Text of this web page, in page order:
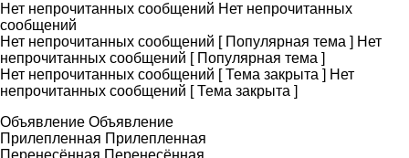
Нет непрочитанных сообщений Нет непрочитанных
сообщений
Нет непрочитанных сообщений [ Популярная тема ] Нет
непрочитанных сообщений [ Популярная тема ]
Нет непрочитанных сообщений [ Тема закрыта ] Нет
непрочитанных сообщений [ Тема закрыта ]
Объявление Объявление
Прилепленная Прилепленная
Перенесённая Перенесённая